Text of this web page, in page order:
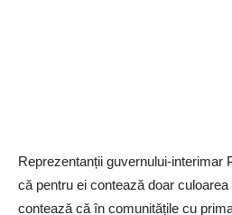
Reprezentanții guvernului-interimar
că pentru ei contează doar
contează că în comunitățile cu